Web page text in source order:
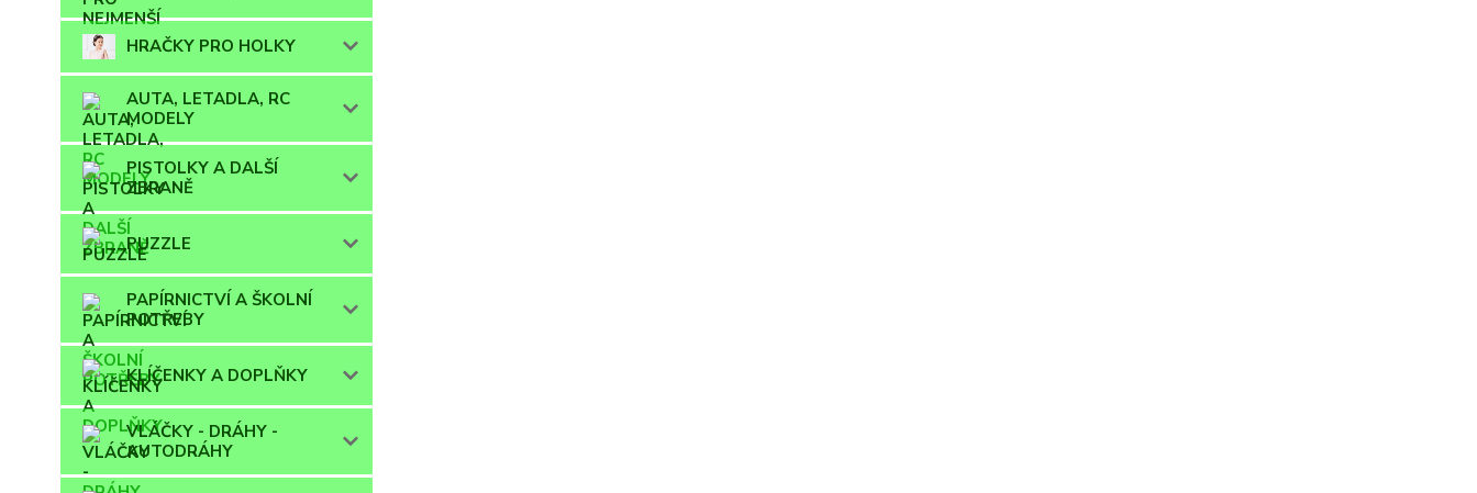
HRAČKY PRO HOLKY
AUTA, LETADLA, RC
MODELY
PISTOLKY A DALŠÍ
ZBRANĚ
PUZZLE
PAPÍRNICTVÍ A ŠKOLNÍ
POTŘEBY
KLÍČENKY A DOPLŇKY
VLÁČKY - DRÁHY -
AUTODRÁHY